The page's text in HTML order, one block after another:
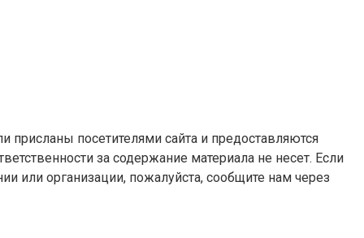
посетителями сайта и предоставляются
за содержание материала не несет. Если
организации, пожалуйста, сообщите нам через